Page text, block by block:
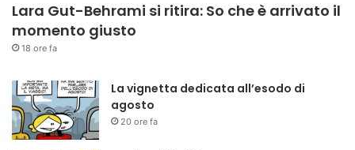
Lara Gut-Behrami si ritira: So che è arrivato il
momento giusto
18 ore fa
La vignetta dedicata all’esodo di
agosto
20 ore fa